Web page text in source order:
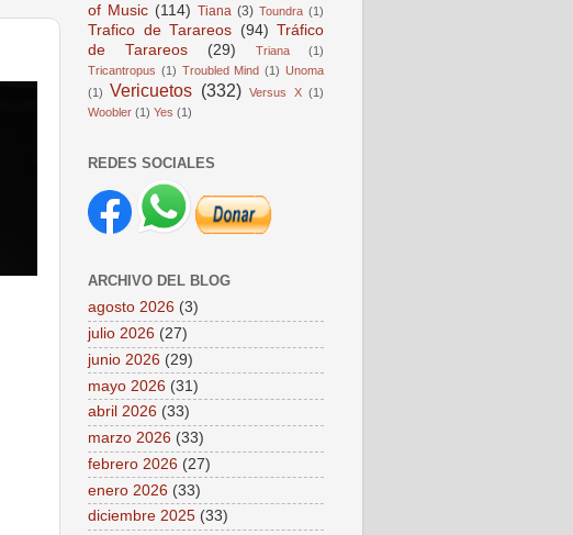
of Music (114) Tiana (3) Toundra (1)
Trafico de Tarareos (94) Tráfico
de Tarareos
(29) Triana
(1)
Tricantropus (1) Troubled Mind (1) Unoma
(1)
Vericuetos (332) Versus X (1)
Woobler (1) Yes (1)
REDES SOCIALES
ARCHIVO DEL BLOG
agosto 2026 (3)
julio 2026 (27)
junio 2026 (29)
mayo 2026 (31)
abril 2026 (33)
marzo 2026 (33)
febrero 2026 (27)
enero 2026 (33)
diciembre 2025 (33)